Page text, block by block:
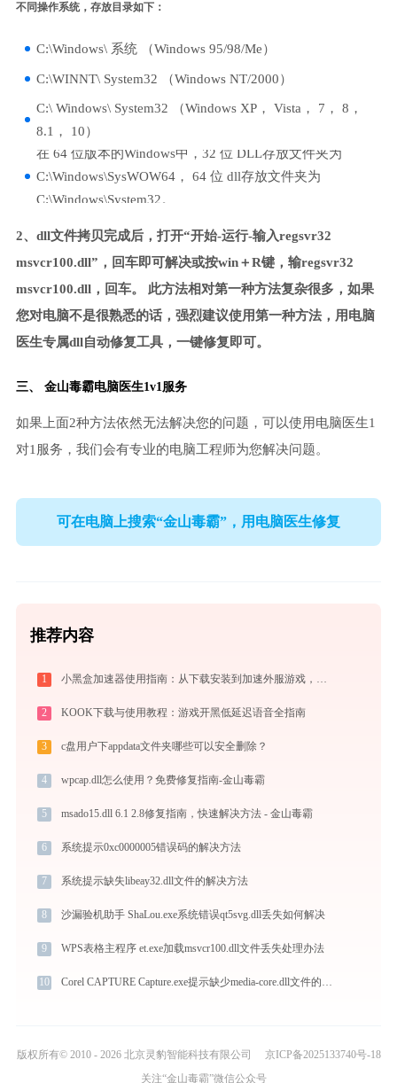
不同操作系统，存放目录如下：
C:\Windows\ 系统 （Windows 95/98/Me）
C:\WINNT\ System32 （Windows NT/2000）
C:\ Windows\ System32 （Windows XP， Vista， 7， 8，
8.1， 10）
在 64 位版本的Windows中，32 位 DLL存放文件夹为
C:\Windows\SysWOW64， 64 位 dll存放文件夹为
C:\Windows\System32。
2、dll文件拷贝完成后，打开“开始-运行-输入regsvr32
msvcr100.dll”，回车即可解决或按win＋R键，输regsvr32
msvcr100.dll，回车。 此方法相对第一种方法复杂很多，如果
您对电脑不是很熟悉的话，强烈建议使用第一种方法，用电脑
医生专属dll自动修复工具，一键修复即可。
三、 金山毒霸电脑医生1v1服务
如果上面2种方法依然无法解决您的问题，可以使用电脑医生1
对1服务，我们会有专业的电脑工程师为您解决问题。
可在电脑上搜索“金山毒霸”，用电脑医生修复
推荐内容
1 小黑盒加速器使用指南：从下载安装到加速外服游戏，免费版够用吗
2 KOOK下载与使用教程：游戏开黑低延迟语音全指南
3 c盘用户下appdata文件夹哪些可以安全删除？
4 wpcap.dll怎么使用？免费修复指南-金山毒霸
5 msado15.dll 6.1 2.8修复指南，快速解决方法 - 金山毒霸
6 系统提示0xc0000005错误码的解决方法
7 系统提示缺失libeay32.dll文件的解决方法
8 沙漏验机助手 ShaLou.exe系统错误qt5svg.dll丢失如何解决
9 WPS表格主程序 et.exe加载msvcr100.dll文件丢失处理办法
10 Corel CAPTURE Capture.exe提示缺少media-core.dll文件的解决办法
版权所有© 2010 - 2026 北京灵豹智能科技有限公司
京ICP备2025133740号-18
关注“金山毒霸”微信公众号